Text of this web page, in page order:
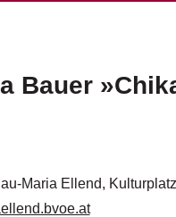
Bauer
Maria Ellend,